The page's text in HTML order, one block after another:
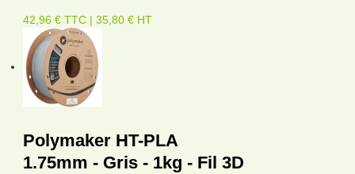
42,96 € TTC | 35,80 € HT
Polymaker HT-PLA
1.75mm - Gris - 1kg - Fil 3D